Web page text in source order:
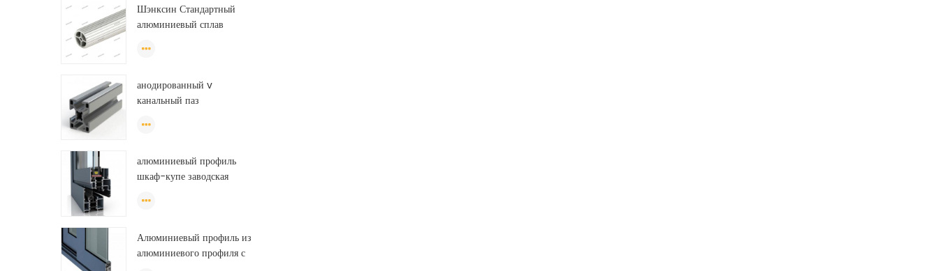
Шэнксин Стандартный
алюминиевый сплав
алюминиевые круглые
анодированный v
канальный паз
промышленный
тонну алюминиевого
профиля
алюминиевый профиль
шкаф-купе заводская
профиль для гардероба,
профиль
Алюминиевый профиль из
алюминиевого профиля с